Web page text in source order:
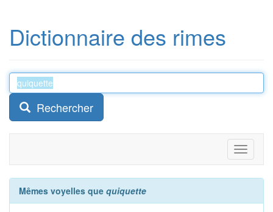
Dictionnaire des rimes
Rechercher
Toggle
Mêmes voyelles que quiquette